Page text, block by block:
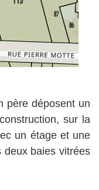
père déposent un
sur la
un étage et une
deux baies vitrées